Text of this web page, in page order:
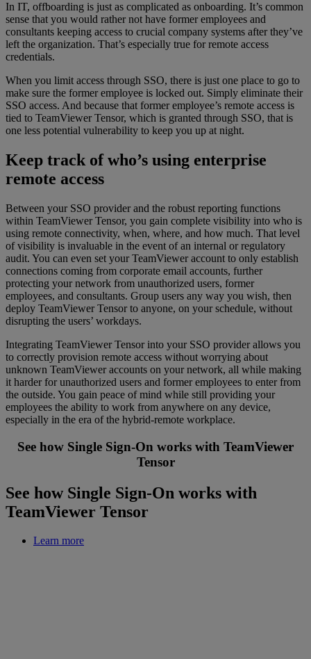
In IT, offboarding is just as complicated as onboarding. It’s common
sense that you would rather not have former employees and
consultants keeping access to crucial company systems after they’ve
left the organization. That’s especially true for remote access
credentials.
When you limit access through SSO, there is just one place to go to
make sure the former employee is locked out. Simply eliminate their
SSO access. And because that former employee’s remote access is
tied to TeamViewer Tensor, which is granted through SSO, that is
one less potential vulnerability to keep you up at night.
Keep track of who’s using enterprise
remote access
Between your SSO provider and the robust reporting functions
within TeamViewer Tensor, you gain complete visibility into who is
using remote connectivity, when, where, and how much. That level
of visibility is invaluable in the event of an internal or regulatory
audit. You can even set your TeamViewer account to only establish
connections coming from corporate email accounts, further
protecting your network from unauthorized users, former
employees, and consultants. Group users any way you wish, then
deploy TeamViewer Tensor to anyone, on your schedule, without
disrupting the users’ workdays.
Integrating TeamViewer Tensor into your SSO provider allows you
to correctly provision remote access without worrying about
unknown TeamViewer accounts on your network, all while making
it harder for unauthorized users and former employees to enter from
the outside. You gain peace of mind while still providing your
employees the ability to work from anywhere on any device,
especially in the era of the hybrid-remote workplace.
See how Single Sign-On works with TeamViewer
Tensor
See how Single Sign-On works with
TeamViewer Tensor
Learn more